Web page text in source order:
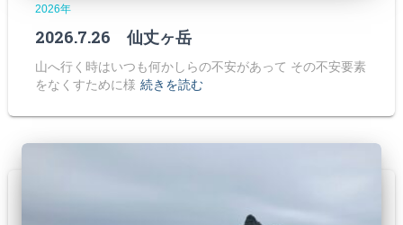
2026年
2026.7.26 仙丈ヶ岳
山へ行く時はいつも何かしらの不安があって その不安要素
をなくすために様 続きを読む